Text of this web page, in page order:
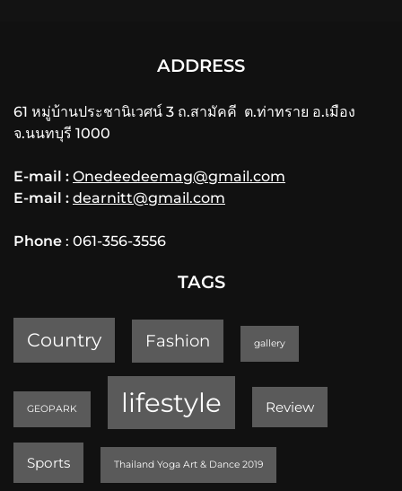
ADDRESS
61 หมู่บ้านประชานิเวศน์ 3 ถ.สามัคคี ต.ท่าทราย อ.เมือง
จ.นนทบุรี 1000
E-mail : Onedeedeemag@gmail.com
E-mail : dearnitt@gmail.com
Phone : 061-356-3556
TAGS
Country Fashion gallery
GEOPARK lifestyle Review
Sports Thailand Yoga Art & Dance 2019